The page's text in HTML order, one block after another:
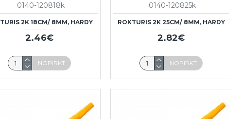
0140-120818k
2K 18CM/ 8MM, HARDY
2.46€
NOPIRKT
0140-120825k
ROKTURIS 2K 25CM/ 8MM, HARDY
2.82€
NOPIRKT